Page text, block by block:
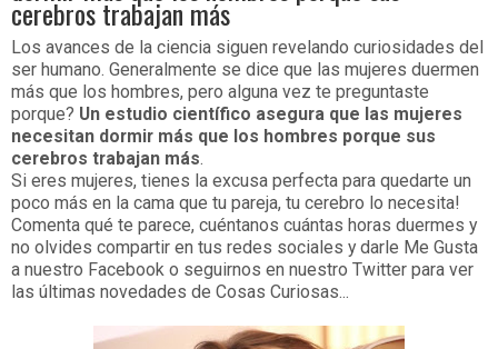
cerebros trabajan más
Los avances de la ciencia siguen revelando curiosidades del
ser humano. Generalmente se dice que las mujeres duermen
más que los hombres, pero alguna vez te preguntaste
porque? Un estudio científico asegura que las mujeres
necesitan dormir más que los hombres porque sus
cerebros trabajan más.
Si eres mujeres, tienes la excusa perfecta para quedarte un
poco más en la cama que tu pareja, tu cerebro lo necesita!
Comenta qué te parece, cuéntanos cuántas horas duermes y
no olvides compartir en tus redes sociales y darle Me Gusta
a nuestro Facebook o seguirnos en nuestro Twitter para ver
las últimas novedades de Cosas Curiosas...